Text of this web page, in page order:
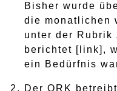
Bisher wurde
die monatlichen
unter der Rubrik
berichtet [link],
ein Bedürfnis
Der ORK